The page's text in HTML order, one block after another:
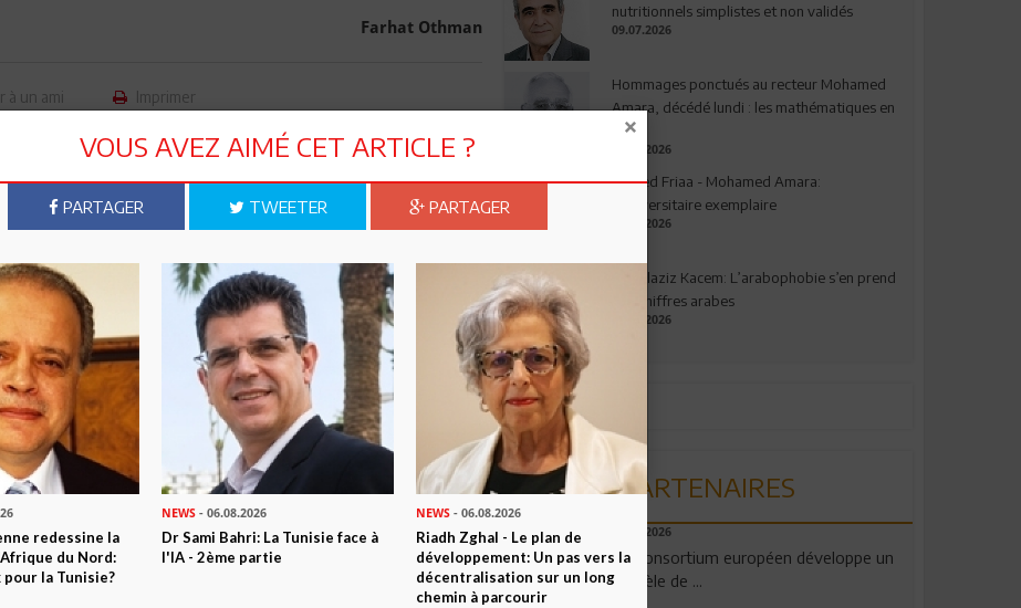
Farhat Othman
à un ami Imprimer
? PARTAGEZ-LE AVEC VOS AMIS !
TWEETER ABONNEZ-VOUS
CET ARTICLE
Commentaires
Commenter
nutritionnels simplistes et non validés
09.07.2026
Hommages ponctués au recteur Mohamed
Amara, décédé lundi : les mathématiques en
deuil
03.08.2026
Ahmed Friaa - Mohamed Amara:
l’Universitaire exemplaire
04.08.2026
Abdelaziz Kacem: L’arabophobie s’en prend
aux chiffres arabes
09.07.2026
PARTENAIRES
06.08.2026
Un consortium européen développe un
modèle de ...
VOUS AVEZ AIMÉ CET ARTICLE ?
PARTAGER TWEETER PARTAGER
redessine la
du Nord:
la Tunisie?
NEWS - 06.08.2026
Dr Sami Bahri: La Tunisie face à
l'IA - 2ème partie
NEWS- 06.08.2026
Riadh Zghal - Le plan de
développement: Un pas vers la
décentralisation sur un long
chemin à parcourir